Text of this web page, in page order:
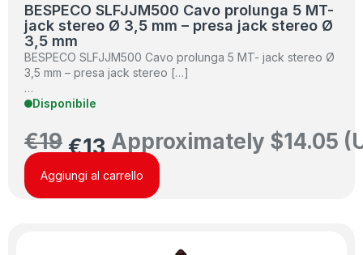
BESPECO SLFJJM500 Cavo prolunga 5 MT-
jack stereo Ø 3,5 mm – presa jack stereo Ø
3,5 mm
BESPECO SLFJJM500 Cavo prolunga 5 MT- jack stereo Ø
3,5 mm – presa jack stereo […]
…
Disponibile
€19 €13 Approximately $14.05
Aggiungi al carrello